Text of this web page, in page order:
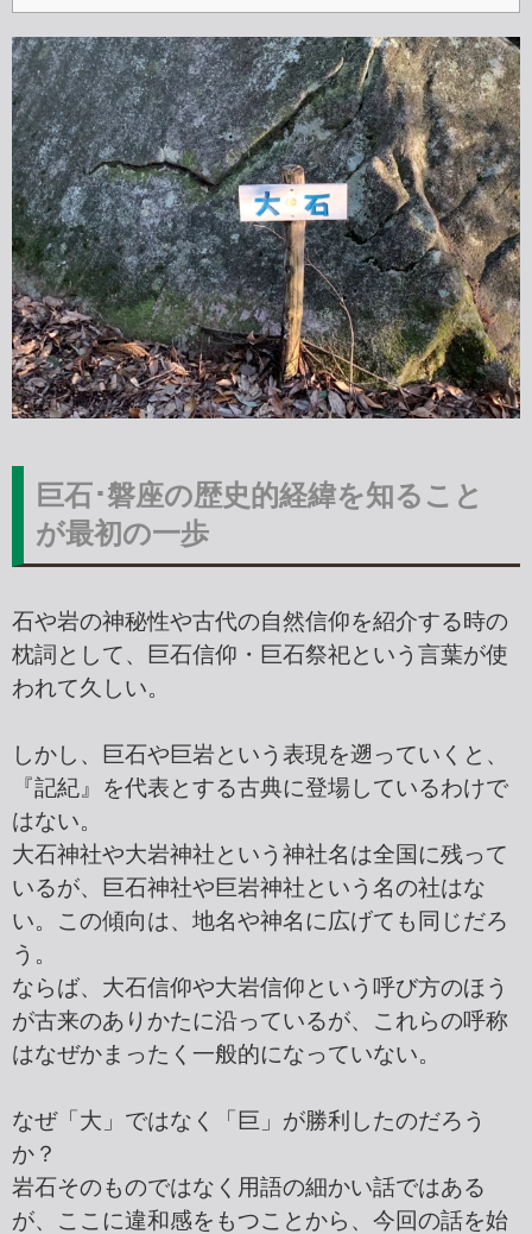
巨石･磐座の歴史的経緯を知ること
が最初の一歩
石や岩の神秘性や古代の自然信仰を紹介する時の
枕詞として、巨石信仰・巨石祭祀という言葉が使
われて久しい。
しかし、巨石や巨岩という表現を遡っていくと、
『記紀』を代表とする古典に登場しているわけで
はない。
大石神社や大岩神社という神社名は全国に残って
いるが、巨石神社や巨岩神社という名の社はな
い。この傾向は、地名や神名に広げても同じだろ
う。
ならば、大石信仰や大岩信仰という呼び方のほう
が古来のありかたに沿っているが、これらの呼称
はなぜかまったく一般的になっていない。
なぜ「大」ではなく「巨」が勝利したのだろう
か？
岩石そのものではなく用語の細かい話ではある
が、ここに違和感をもつことから、今回の話を始